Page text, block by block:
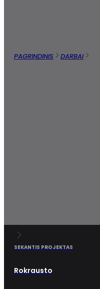
PAGRINDINIS DARBAI
SEKANTIS PROJEKTAS
Rokrausto